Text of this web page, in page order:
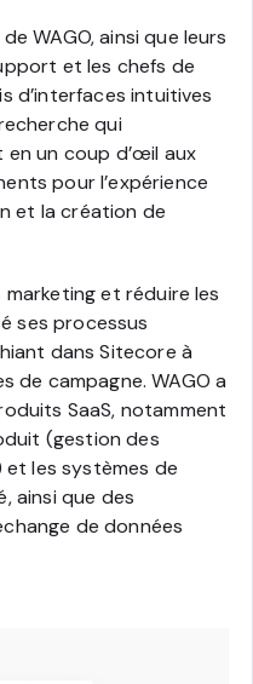
WAGO, ainsi que leurs
et les chefs de
d’interfaces intuitives
qui
un coup d’œil aux
pour l’expérience
et la création de
et réduire les
ses processus
dans Sitecore à
de campagne. WAGO a
SaaS, notamment
(gestion des
les systèmes de
ainsi que des
de données